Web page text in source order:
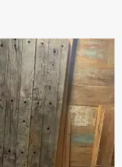
Add
ao
Favoritos